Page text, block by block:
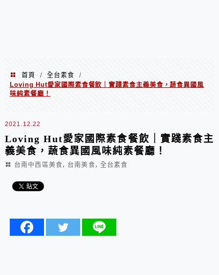
首頁 / 全台素食
/
Loving Hut愛家國際素食餐飲｜實踐素食主義美食，蔬食異國風
味純素餐廳！
2021.12.22
Loving Hut愛家國際素食餐飲｜實踐素食主
義美食，蔬食異國風味純素餐廳！
台南中西區美食, 台南美食, 全台素食